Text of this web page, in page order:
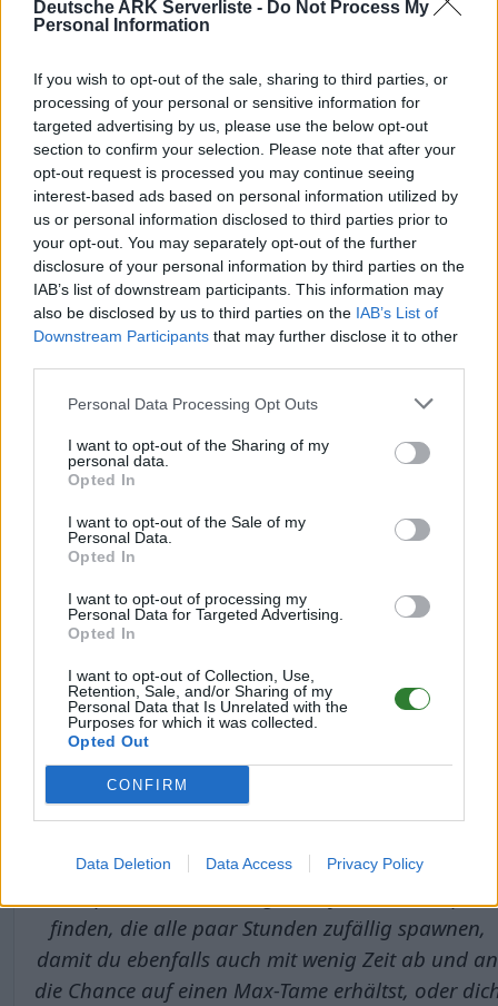
Deutsche ARK Serverliste - Do Not Process My
Personal Information
If you wish to opt-out of the sale, sharing to third parties, or
processing of your personal or sensitive information for
targeted advertising by us, please use the below opt-out
section to confirm your selection. Please note that after your
opt-out request is processed you may continue seeing
interest-based ads based on personal information utilized by
us or personal information disclosed to third parties prior to
your opt-out. You may separately opt-out of the further
disclosure of your personal information by third parties on the
IAB’s list of downstream participants. This information may
also be disclosed by us to third parties on the IAB’s List of
Downstream Participants that may further disclose it to other
Personal Data Processing Opt Outs
I want to opt-out of the Sharing of my
personal data.
Opted In
I want to opt-out of the Sale of my
Personal Data.
Opted In
I want to opt-out of processing my
Personal Data for Targeted Advertising.
Opted In
I want to opt-out of Collection, Use,
Retention, Sale, and/or Sharing of my
Personal Data that Is Unrelated with the
Purposes for which it was collected.
Opted Out
CONFIRM
Data Deletion Data Access Privacy Policy
- Zucht:x5
- Farmen:x1.5
- Eierbrutzeit:x15
- Strukturenlimit:8000
- Wilddino Damage:2.0
- Wilddino Max- Level:150
- Wyvern & Rockdrake Max-Level:190
Am Wochenende verdoppeln sich die Raten
automatisch.Durch Spieler Boosts, die ihr euch unter
der Woche erspielen, sowie gemeinsam erspielen
könnt, könnt ihr die Server Raten ebenfalls nochmal
anheben!
Warum wir Vanilla und Mod-
Inhalte vereinen konnten:
Auf unseren Servern findest du kaum Mod-
Inhalte die direkt in das live- Leben auf
Karten integriert wurden , um das reguläre ARK
erlebnis nicht zu sehr zu beeinflussen, oder zu
verfälschen. Jede Karte hat seine eigenen Vorzüge
kleiner S-Kreaturen Raritäten, damit auch jede
sowie wirst du deinen Spaß mit unseren Lvl 150
Rare-Spawns und den Legendary Level 190 Alphas
finden, die alle paar Stunden zufällig spawnen,
damit du ebenfalls auch mit wenig Zeit ab und an
die Chance auf einen Max-Tame erhältst, oder